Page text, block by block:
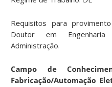
Requisitos para
Doutor em
Administração.
Campo de
Fabricação/Automação